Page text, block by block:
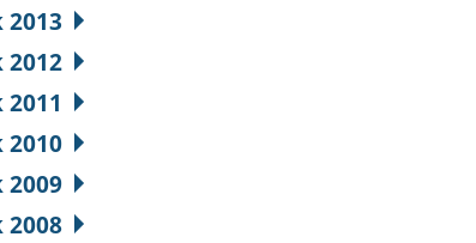
2013
2012
2011
2010
2009
2008